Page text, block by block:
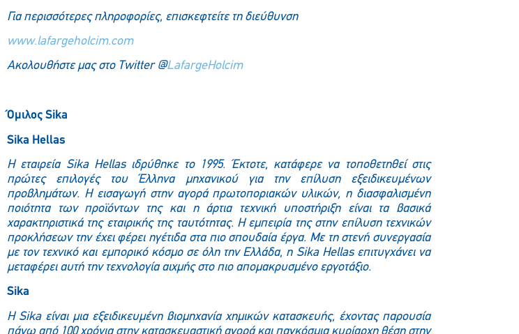
Για περισσότερες πληροφορίες, επισκεφτείτε τη διεύθυνση
www.lafargeholcim.com
Ακολουθήστε μας στο Twitter @LafargeHolcim
Όμιλος Sika
Sika Hellas
H εταιρεία Sika Hellas ιδρύθηκε το 1995. Έκτοτε, κατάφερε να τοποθετηθεί στις
πρώτες επιλογές του Έλληνα μηχανικού για την επίλυση εξειδικευμένων
προβλημάτων. Η εισαγωγή στην αγορά πρωτοποριακών υλικών, η διασφαλισμένη
ποιότητα των προϊόντων της και η άρτια τεχνική υποστήριξη είναι τα βασικά
χαρακτηριστικά της εταιρικής της ταυτότητας. Η εμπειρία της στην επίλυση τεχνικών
προκλήσεων την έχει φέρει ηγέτιδα στα πιο σπουδαία έργα. Με τη στενή συνεργασία
με τον τεχνικό και εμπορικό κόσμο σε όλη την Ελλάδα, η Sika Hellas επιτυγχάνει να
μεταφέρει αυτή την τεχνολογία αιχμής στο πιο απομακρυσμένο εργοτάξιο.
Sika
H Sika είναι μια εξειδικευμένη βιομηχανία χημικών κατασκευής, έχοντας παρουσία